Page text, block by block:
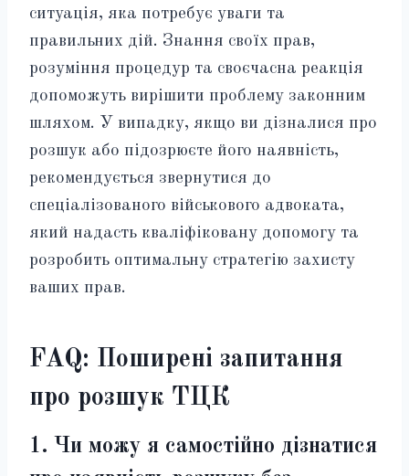
ситуація, яка потребує уваги та
правильних дій. Знання своїх прав,
розуміння процедур та своєчасна реакція
допоможуть вирішити проблему законним
шляхом. У випадку, якщо ви дізналися про
розшук або підозрюєте його наявність,
рекомендується звернутися до
спеціалізованого військового адвоката,
який надасть кваліфіковану допомогу та
розробить оптимальну стратегію захисту
ваших прав.
FAQ: Поширені запитання
про розшук ТЦК
1. Чи можу я самостійно дізнатися